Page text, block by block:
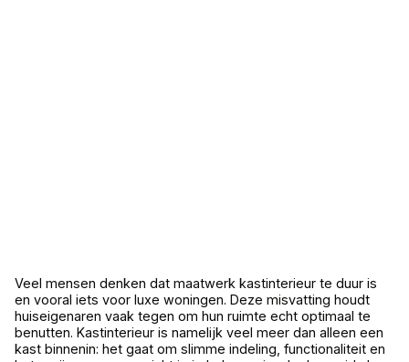
Veel mensen denken dat maatwerk kastinterieur te duur is
en vooral iets voor luxe woningen. Deze misvatting houdt
huiseigenaren vaak tegen om hun ruimte echt optimaal te
benutten. Kastinterieur is namelijk veel meer dan alleen een
kast binnenin: het gaat om slimme indeling, functionaliteit en